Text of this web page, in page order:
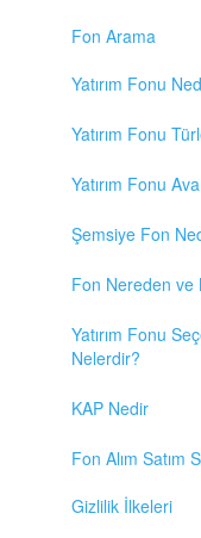
Fon Arama
Yatırım Fonu
Yatırım Fonu
Yatırım Fonu
Şemsiye Fon
Fon Nereden ve
Yatırım Fonu
Nelerdir?
KAP Nedir
Fon Alım Satım
Gizlilik İlkeleri